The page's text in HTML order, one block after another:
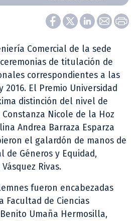
Comercial de la sede
de titulación de
correspondientes a las
2016. El Premio Universidad
distinción del nivel de
Nicole de la Hoz
Andrea Barraza Esparza
el galardón de manos de
de Géneros y Equidad,
Rivas.
fueron encabezadas
Facultad de Ciencias
Umaña Hermosilla,